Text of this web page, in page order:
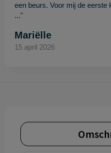
een beurs. Voor mij de eerste
..."
Mariëlle
15 april 2026